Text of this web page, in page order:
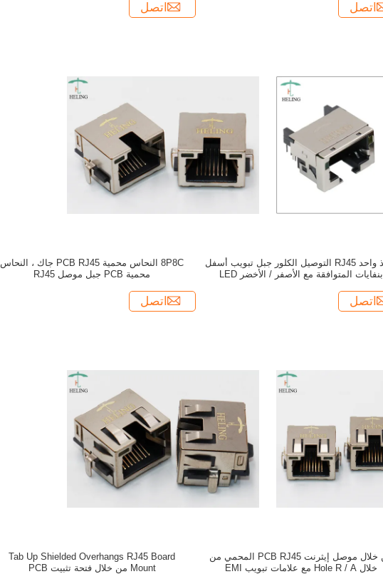
اتصل اتصل
8P8C النحاس محمية PCB RJ45 جاك ، النحاس
محمية PCB جبل موصل RJ45
اتصل
منفذ واحد RJ45 التوصيل الكلور جبل تبويب أسفل
بنفايات المتوافقة مع الأصفر / الأخضر LED
اتصل
Tab Up Shielded Overhangs RJ45 Board
Mount من خلال فتحة تثبيت PCB
من خلال موصل إيثرنت PCB RJ45 المحمي من
خلال Hole R / A مع علامات تبويب EMI